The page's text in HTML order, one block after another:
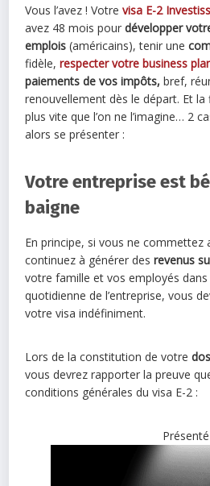
Vous l’avez ! Votrevisa E-2
avez 48 mois pourdévelopper
emplois (américains), tenir une
fidèle,respecter votre business
paiements de vos impôts, bref,
renouvellement dès le départ. Et
plus vite que l’on ne l’imagine… 2
alors se présenter :
Votre entreprise est
baigne
En principe, si vous ne commettez
continuez à générer desrevenus
votre famille et vos employés dans
quotidienne de l’entreprise, vous
votre visa indéfiniment.
Lors de la constitution de votre
vous devrez rapporter la preuve
conditions générales du visa E-2 :